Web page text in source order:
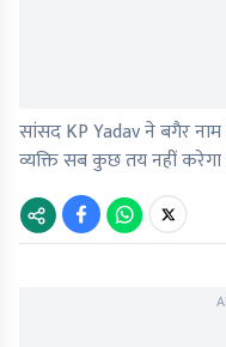
सांसद KP Yadav ने बगैर
व्यक्ति सब कुछ तय नहीं